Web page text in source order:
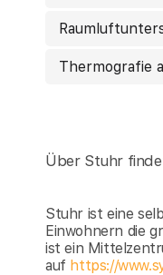
Thermografie
Über Stuhr
Stuhr ist eine
Einwohnern die
ist ein
auf https://